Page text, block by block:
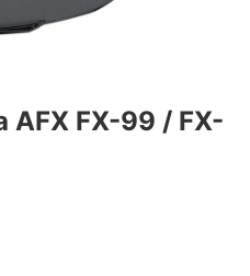
FX-99 / FX-